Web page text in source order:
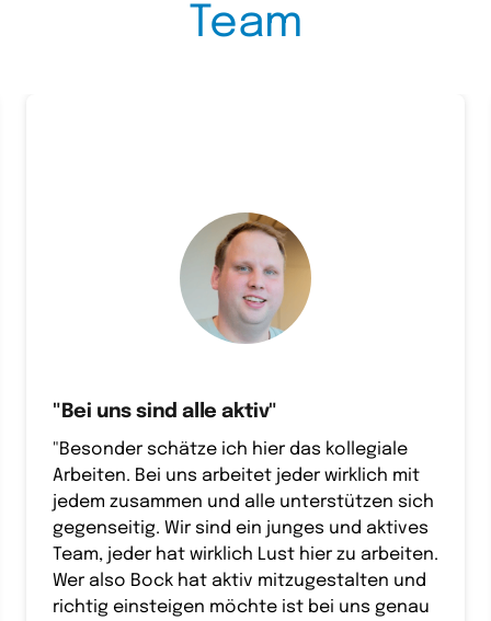
Team
"Bei uns sind alle aktiv"
"Besonder schätze ich hier das
Arbeiten. Bei uns arbeitet jeder wirklich
jedem zusammen und alle unterstützen
gegenseitig. Wir sind ein junges und
Team, jeder hat wirklich Lust hier zu
Wer also Bock hat aktiv mitzugestalten
richtig einsteigen möchte ist bei uns